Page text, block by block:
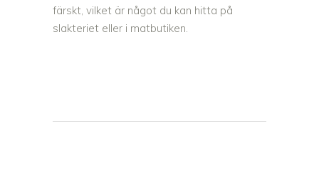
färskt, vilket är något du kan hitta på
slakteriet eller i matbutiken.